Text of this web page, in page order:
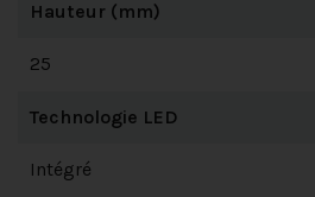
Hauteur (mm)
25
Technologie LED
Intégré